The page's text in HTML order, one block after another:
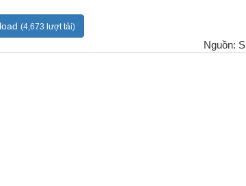
(4,673 lượt tải)
Nguồn: